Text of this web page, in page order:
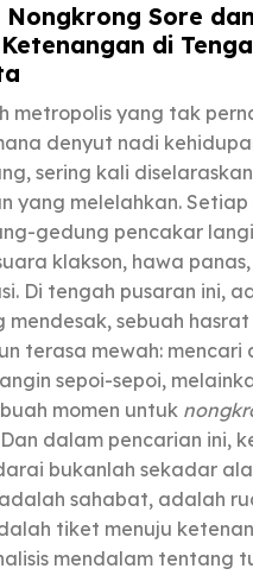
Nongkrong Sore dan
di
metropolis yang tak
denyut nadi
sering kali
yang melelahkan. Setiap
gedung pencakar
klakson, hawa
Di tengah pusaran ini,
mendesak, sebuah
terasa mewah: mencari
sepoi-sepoi,
momen untuk
dalam pencarian ini,
bukanlah sekadar
sahabat, adalah
tiket menuju
mendalam tentang